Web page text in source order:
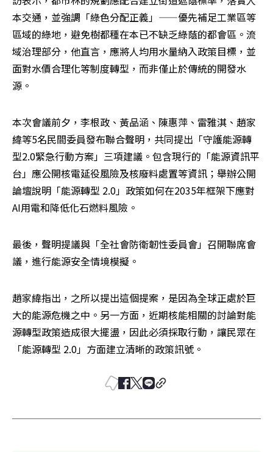
本交通，並強調「綠色分配正義」——優先補足工業區等
區域的綠地，避免樹都種在本已不缺乏綠蔭的都會區。流
域治理部分，他直言，應將人均用水量納入政策目標，並
面對水價合理化等制度轉型，而非僅止於傳統的開發水
源。
本次會議前夕，李根政、黃品涵、陳惠萍、雷雅淇、趙家
緯等5名民間委員發布聯合聲明，共同提出「守護能源轉
型2.0緊急行動方案」三項建議。包含現行的「能源資訊平
台」應公開核電延役風險及核廢料處置等資訊；舉辦公開
論壇說明「能源轉型 2.0」政策如何在2035年框架下應對
AI用電和降低化石燃料風險。
最後，聲明提議與「全社會防衛韌性委員會」召開聯席會
議，進行能源安全情境模擬。
趙家緯指出，之所以提出這個提案，是因為全球正處於巨
大的能源危機之中。另一方面，近期核能相關的討論對能
源轉型政策造成很大擺盪，因此必須採取行動，讓民眾在
「能源轉型 2.0」方面建立清晰的政策訊號。